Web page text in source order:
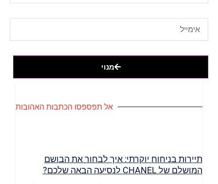
מנוי
אל תפספסו הכתבות האהובות
תיירות בניחוח יוקרתי: איך לבחור את הבושם
המושלם של CHANEL לנסיעה הבאה שלכם?